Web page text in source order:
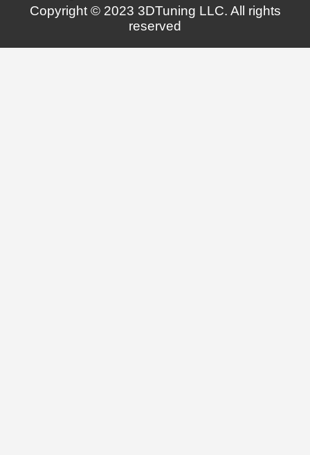
Copyright © 2023 3DTuning LLC. All rights
reserved